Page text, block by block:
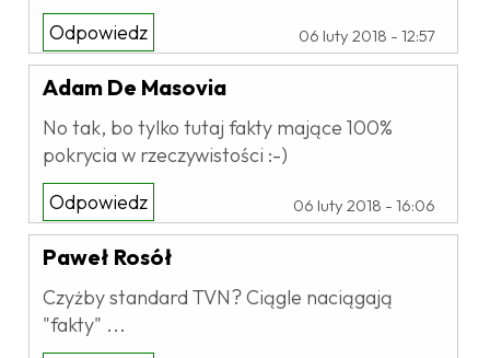
06 luty 2018 - 12:57
Odpowiedz
Adam De Masovia
No tak, bo tylko tutaj fakty mające 100%
pokrycia w rzeczywistości :-)
06 luty 2018 - 16:06
Odpowiedz
Paweł Rosół
Czyżby standard TVN? Ciągle naciągają
"fakty" ...